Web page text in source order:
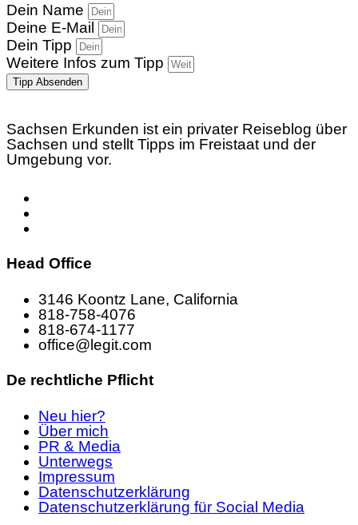
Dein Name
Deine E-Mail
Dein Tipp
Weitere Infos zum Tipp
Tipp Absenden
Sachsen Erkunden ist ein privater Reiseblog über
Sachsen und stellt Tipps im Freistaat und der
Umgebung vor.
Head Office
3146 Koontz Lane, California
818-758-4076
818-674-1177
office@legit.com
De rechtliche Pflicht
Neu hier?
Über mich
PR & Media
Unterwegs
Impressum
Datenschutzerklärung
Datenschutzerklärung für Social Media